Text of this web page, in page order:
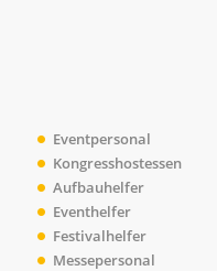
Eventpersonal
Kongresshostessen
Aufbauhelfer
Eventhelfer
Festivalhelfer
Messepersonal